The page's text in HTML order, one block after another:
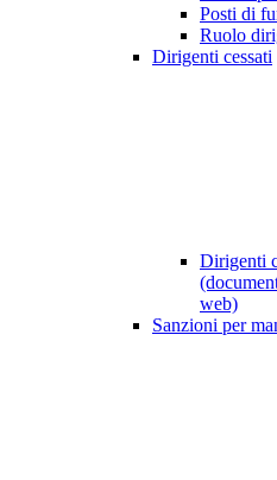
Posti di
Ruolo
Dirigenti cessati
Dirigenti
web)
Sanzioni per